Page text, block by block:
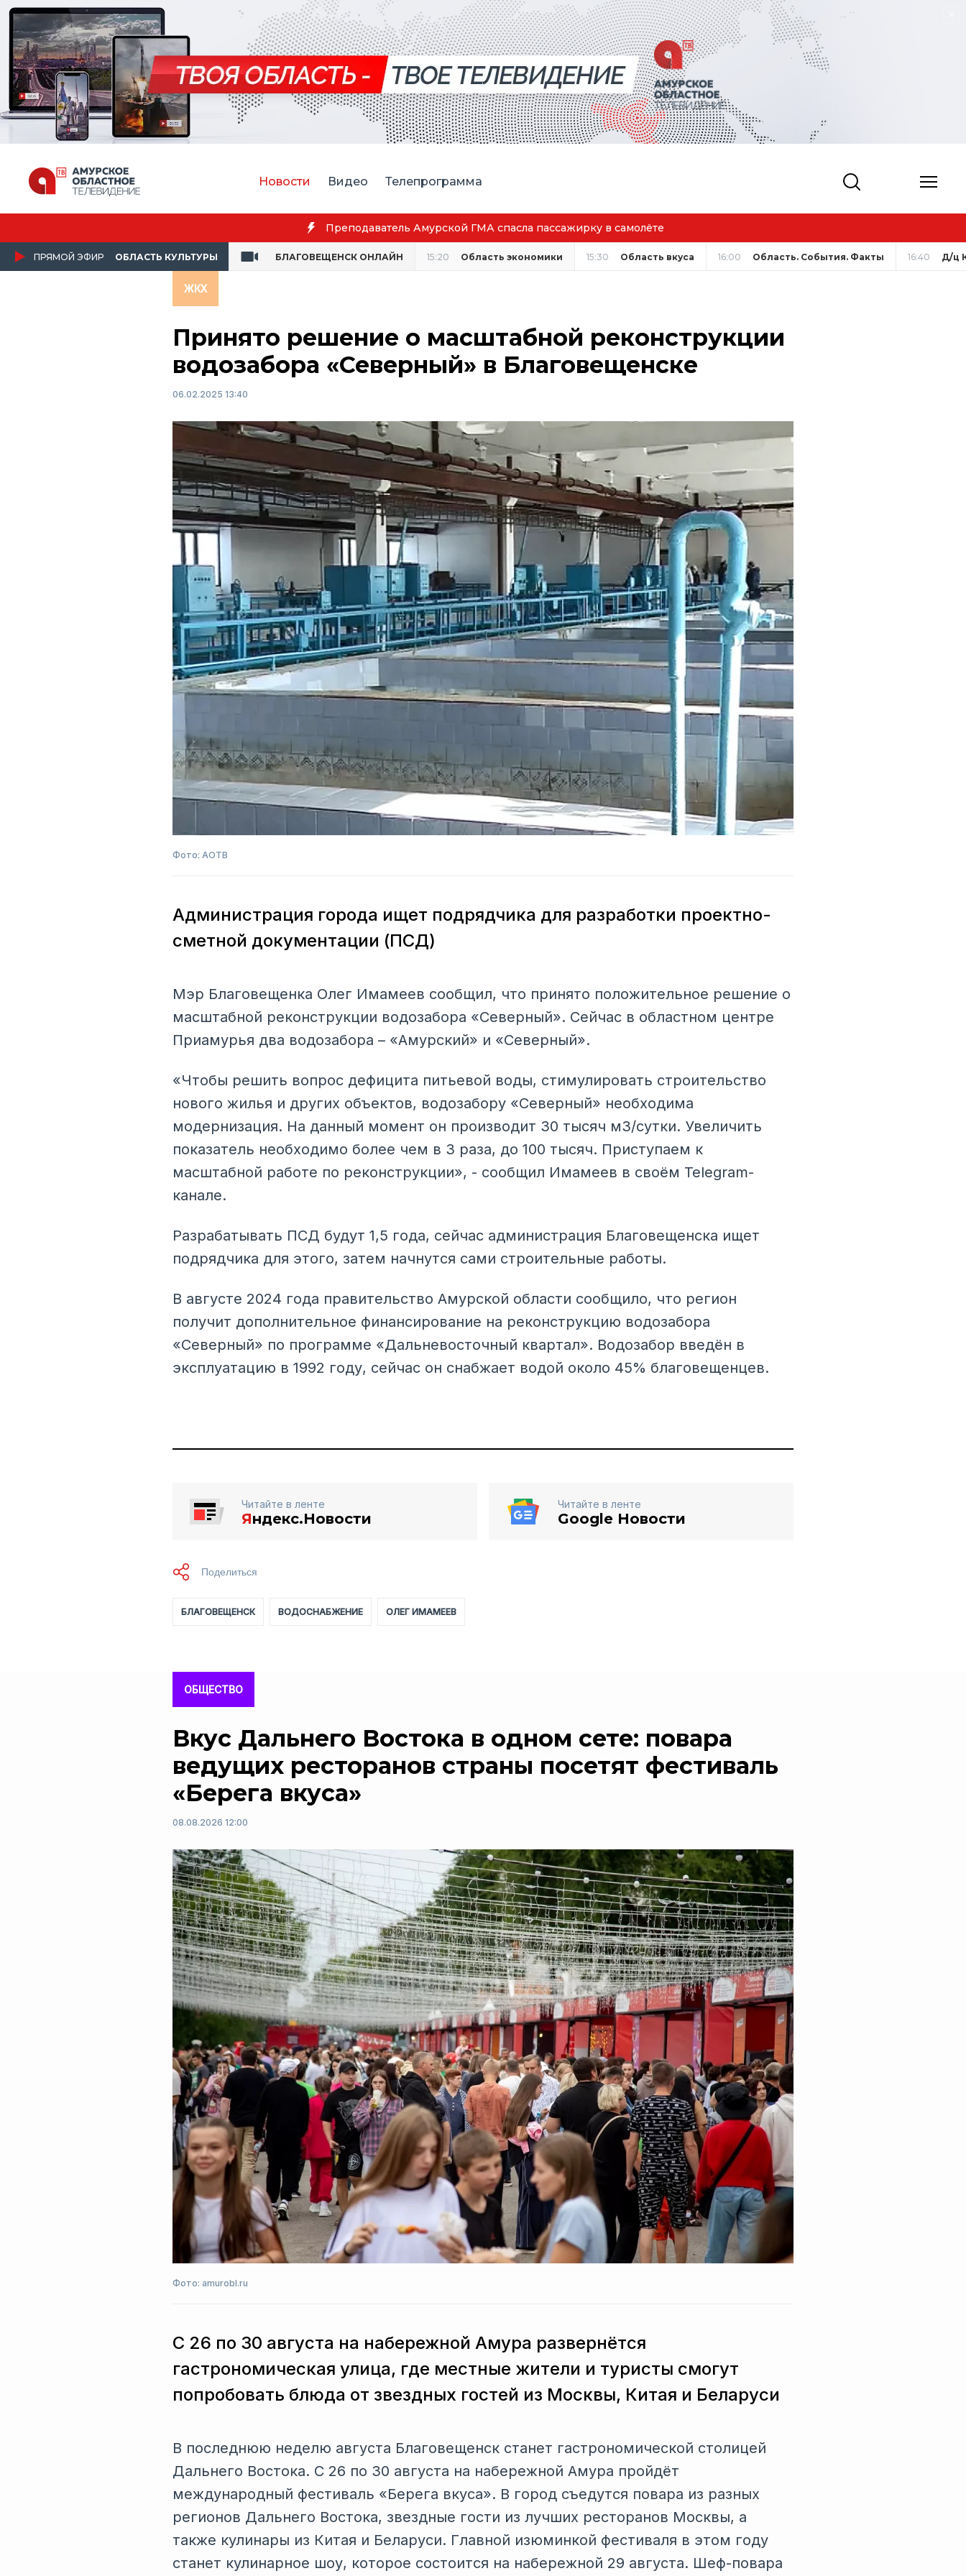
Новости Видео Телепрограмма
Преподаватель Амурской ГМА спасла пассажирку в самолёте
ПРЯМОЙ ЭФИР ОБЛАСТЬ КУЛЬТУРЫ БЛАГОВЕЩЕНСК ОНЛАЙН 15:20 Область экономики 15:30 Область вкуса 16:00 Область. События. Факты 16:40 Д/ц
ЖКХ
Принято решение о масштабной реконструкции
водозабора «Северный» в Благовещенске
06.02.2025 13:40
Фото: АОТВ
Администрация города ищет подрядчика для разработки проектно-
сметной документации (ПСД)
Мэр Благовещенка Олег Имамеев сообщил, что принято положительное решение о
масштабной реконструкции водозабора «Северный». Сейчас в областном центре
Приамурья два водозабора – «Амурский» и «Северный».
«Чтобы решить вопрос дефицита питьевой воды, стимулировать строительство
нового жилья и других объектов, водозабору «Северный» необходима
модернизация. На данный момент он производит 30 тысяч м3/сутки. Увеличить
показатель необходимо более чем в 3 раза, до 100 тысяч. Приступаем к
масштабной работе по реконструкции», - сообщил Имамеев в своём Telegram-
канале.
Разрабатывать ПСД будут 1,5 года, сейчас администрация Благовещенска ищет
подрядчика для этого, затем начнутся сами строительные работы.
В августе 2024 года правительство Амурской области сообщило, что регион
получит дополнительное финансирование на реконструкцию водозабора
«Северный» по программе «Дальневосточный квартал». Водозабор введён в
эксплуатацию в 1992 году, сейчас он снабжает водой около 45% благовещенцев.
Читайте в ленте
Яндекс.Новости
Читайте в ленте
Google Новости
БЛАГОВЕЩЕНСК ВОДОСНАБЖЕНИЕ ОЛЕГ ИМАМЕЕВ
ОБЩЕСТВО
Вкус Дальнего Востока в одном сете: повара
ведущих ресторанов страны посетят фестиваль
«Берега вкуса»
08.08.2026 12:00
Фото: amurobl.ru
С 26 по 30 августа на набережной Амура развернётся
гастрономическая улица, где местные жители и туристы смогут
попробовать блюда от звездных гостей из Москвы, Китая и Беларуси
В последнюю неделю августа Благовещенск станет гастрономической столицей
Дальнего Востока. С 26 по 30 августа на набережной Амура пройдёт
международный фестиваль «Берега вкуса». В город съедутся повара из разных
регионов Дальнего Востока, звездные гости из лучших ресторанов Москвы, а
также кулинары из Китая и Беларуси. Главной изюминкой фестиваля в этом году
станет кулинарное шоу, которое состоится на набережной 29 августа. Шеф-повара